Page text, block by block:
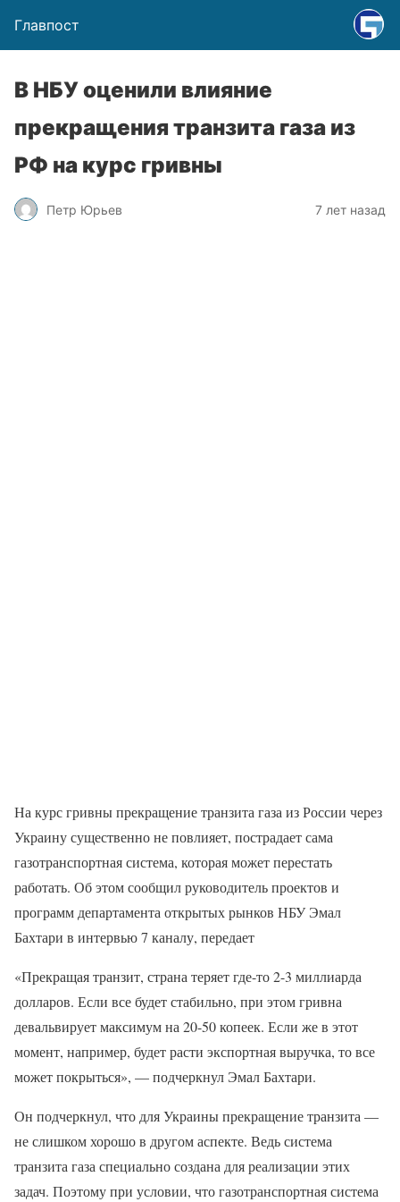
Главпост
В НБУ оценили влияние
прекращения транзита газа из
РФ на курс гривны
Петр Юрьев 7 лет назад
На курс гривны прекращение транзита газа из России через
Украину существенно не повлияет, пострадает сама
газотранспортная система, которая может перестать
работать. Об этом сообщил руководитель проектов и
программ департамента открытых рынков НБУ Эмал
Бахтари в интервью 7 каналу, передает
«Прекращая транзит, страна теряет где-то 2-3 миллиарда
долларов. Если все будет стабильно, при этом гривна
девальвирует максимум на 20-50 копеек. Если же в этот
момент, например, будет расти экспортная выручка, то все
может покрыться», — подчеркнул Эмал Бахтари.
Он подчеркнул, что для Украины прекращение транзита —
не слишком хорошо в другом аспекте. Ведь система
транзита газа специально создана для реализации этих
задач. Поэтому при условии, что газотранспортная система